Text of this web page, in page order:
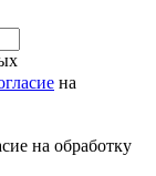
на
на обработку